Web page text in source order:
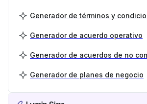
Generador de términos y
Generador de acuerdo operativo
Generador de acuerdos de no
Generador de planes de negocio